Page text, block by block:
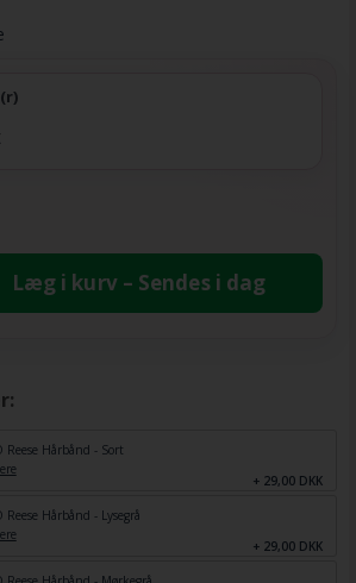
Læg i kurv – Sendes i dag
Reese Hårbånd - Sort
+ 29,00 DKK
Reese Hårbånd - Lysegrå
+ 29,00 DKK